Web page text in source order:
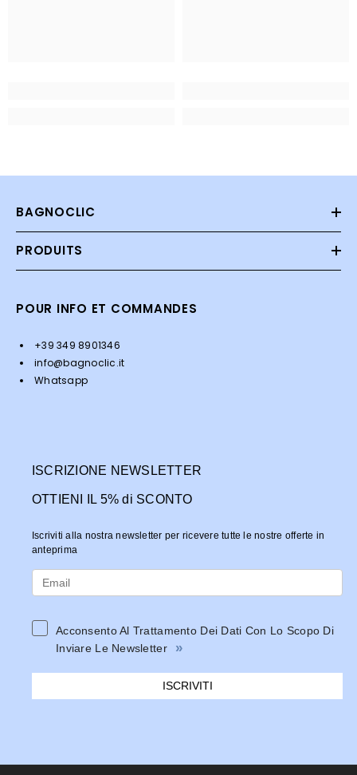
BAGNOCLIC
PRODUITS
POUR INFO ET COMMANDES
+39 349 8901346
info@bagnoclic.it
Whatsapp
ISCRIZIONE NEWSLETTER
OTTIENI IL 5% di SCONTO
Iscriviti alla nostra newsletter per ricevere tutte le nostre offerte in
anteprima
Acconsento Al Trattamento Dei Dati Con Lo Scopo Di
Inviare Le Newsletter
»
ISCRIVITI